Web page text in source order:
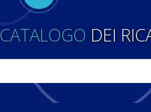
CATALOGO DEI